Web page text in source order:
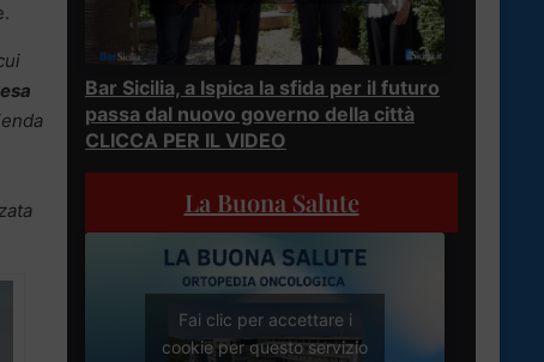
Bar Sicilia, a Ispica la sfida per il futuro
passa dal nuovo governo della città
CLICCA PER IL VIDEO
La Buona Salute
Fai clic per accettare i
cookie per questo servizio